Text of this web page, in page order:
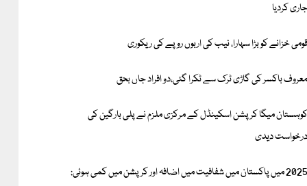
جاری کردیا
قومی خزانے کو بڑا سہارا، نیب کی اربوں روپے کی ریکوری
معروف باکسر کی گاڑی ٹرک سے ٹکرا گئی،دو افراد جاں بحق
کوہستان میگا کرپشن اسکینڈل کے مرکزی ملزم نے پلی بارگین کی
درخواست دیدی
2025 میں پاکستان میں شفافیت میں اضافہ اور کرپشن میں کمی ہوئی: